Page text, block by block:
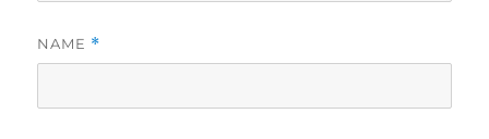
NAME *